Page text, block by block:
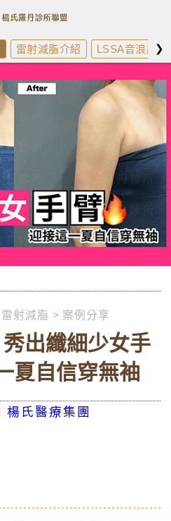
雷射減脂介紹 LSSA音浪脂雕
❯
雷射減脂 案例分享
秀出纖細少女手
夏自信穿無袖
楊氏醫療集團